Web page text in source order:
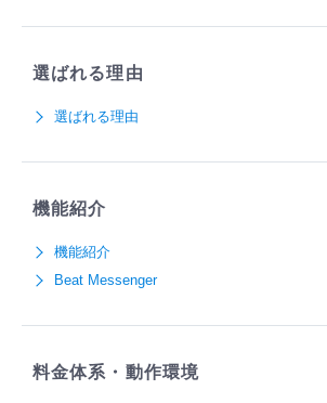
選ばれる理由
選ばれる理由
機能紹介
機能紹介
Beat Messenger
料金体系・動作環境